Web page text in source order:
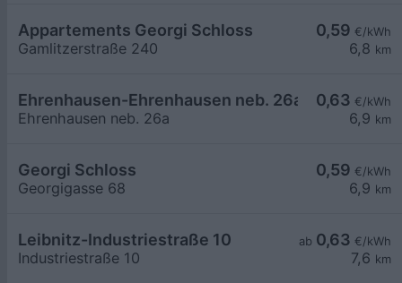
0,59 €/kWh
6,8 km
Appartements Georgi Schloss
Gamlitzerstraße 240
0,63 €/kWh
6,9 km
Ehrenhausen-Ehrenhausen neb. 26a
Ehrenhausen neb. 26a
0,59 €/kWh
6,9 km
Georgi Schloss
Georgigasse 68
ab 0,63 €/kWh
7,6 km
Leibnitz-Industriestraße 10
Industriestraße 10